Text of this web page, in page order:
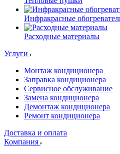
Инфракрасные
Расходные материалы
Услуги
Монтаж кондиционера
Заправка кондиционера
Сервисное обслуживание
Замена кондиционера
Демонтаж кондиционера
Ремонт кондиционера
Доставка и оплата
Компания